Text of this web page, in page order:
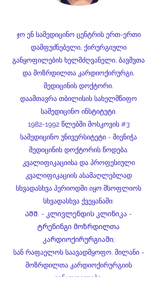
ჯო ენ სამედიცინო ცენტრის ერთ-ერთი
დამფუძნებელი, ქირურგიული
განყოფილების ხელმძღვანელი, ბავშვთა
და მოზრდილთა კარდიოქირურგი,
მედიცინის დოქტორი.
დაამთავრა თბილისის სახელმწიფო
სამედიცინო ინსტიტუტი.
1982-1992წლებში მოსკოვის #3
სამედიცინო უნივერსიტეტი - მიენიჭა
მედიცინის დოქტორის წოდება.
კვალიფიკაციისა და პროფესიული
კვალიფიკაციის ასამაღლებლად
სხვადასხვა პერიოდში იყო მსოფლიოს
სხვადასხვა ქვეყანაში:
ᲐᲨᲨ. - კლივლენდის კლინიკა -
ტრენინგი მოზრდილთა
კარდიოქირურგიაში;
სან რაფაელოს საავადმყოფო, მილანი -
მოზრდილთა კარდიოქირურგიის
განყოფილება;